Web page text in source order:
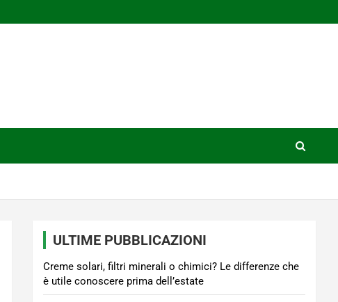
ULTIME PUBBLICAZIONI
Creme solari, filtri minerali o chimici? Le differenze che
è utile conoscere prima dell’estate